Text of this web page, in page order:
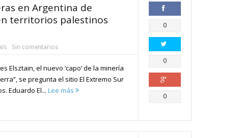
en Argentina de
territorios palestinos
Sin comentarios
Elsztain, el nuevo ‘capo’ de la minería
se pregunta el sitio El Extremo Sur
Eduardo El... Lee más
Compartir
0
Compartir
0
Compartir
0